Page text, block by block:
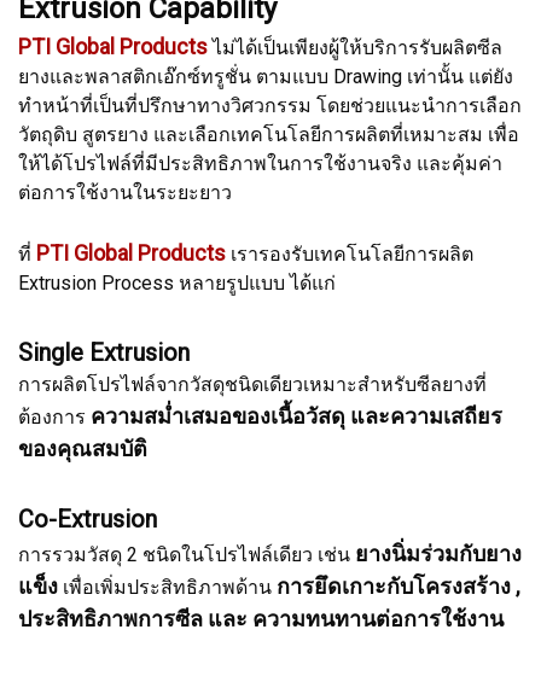
Extrusion Capability
PTI Global Productsไม่ได้เป็นเพียงผู้ให้บริการรับผลิตซีล
ยางและพลาสติกเอ๊กซ์ทรูชั่น ตามแบบ Drawing เท่านั้น แต่ยัง
ทำหน้าที่เป็นที่ปรึกษาทางวิศวกรรม โดยช่วยแนะนำการเลือก
วัตถุดิบ สูตรยาง และเลือกเทคโนโลยีการผลิตที่เหมาะสม เพื่อ
ให้ได้โปรไฟล์ที่มีประสิทธิภาพในการใช้งานจริง และคุ้มค่า
ต่อการใช้งานในระยะยาว
ที่ PTI Global Products เรารองรับเทคโนโลยีการผลิต
Extrusion Process หลายรูปแบบ ได้แก่
Single Extrusion
การผลิตโปรไฟล์จากวัสดุชนิดเดียวเหมาะสำหรับซีลยางที่
ต้องการ ความสม่ำเสมอของเนื้อวัสดุ และความเสถียร
ของคุณสมบัติ
Co-Extrusion
การรวมวัสดุ 2 ชนิดในโปรไฟล์เดียว เช่น ยางนิ่มร่วมกับยาง
แข็ง เพื่อเพิ่มประสิทธิภาพด้าน การยึดเกาะกับโครงสร้าง ,
ประสิทธิภาพการซีล และ ความทนทานต่อการใช้งาน